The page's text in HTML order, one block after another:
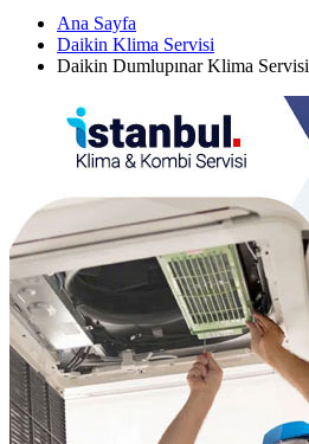
Ana Sayfa
Daikin Klima Servisi
Daikin Dumlupınar Klima Servisi